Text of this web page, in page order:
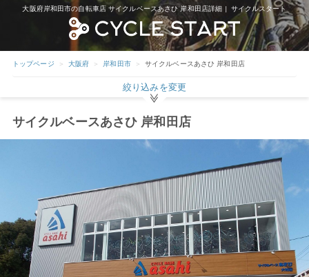
大阪府岸和田市の自転車店 サイクルベースあさひ 岸和田店詳細 | サイクルスタート
トップページ 大阪府 岸和田市 サイクルベースあさひ 岸和田店
絞り込みを変更
サイクルベースあさひ 岸和田店